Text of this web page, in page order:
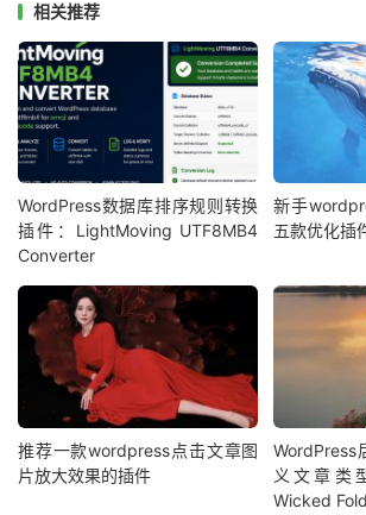
相关推荐
WordPress数据库排序规则转换
插件：LightMoving UTF8MB4
Converter
新手
五款优化插
推荐一款wordpress点击文章图
片放大效果的插件
WordPress
义文章类
Wicked